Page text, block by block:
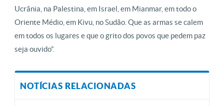
Ucrânia, na Palestina, em Israel, em Mianmar, em todo o
Oriente Médio, em Kivu, no Sudão. Que as armas se calem
em todos os lugares e que o grito dos povos que pedem paz
seja ouvido”.
NOTÍCIAS RELACIONADAS